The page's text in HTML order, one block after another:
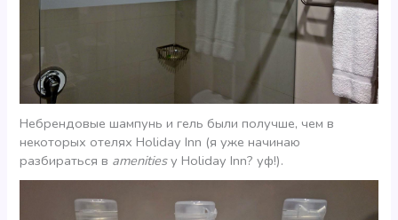
Небрендовые шампунь и гель были получше, чем в
некоторых отелях Holiday Inn (я уже начинаю
разбираться в amenitiesу Holiday Inn? уф!).